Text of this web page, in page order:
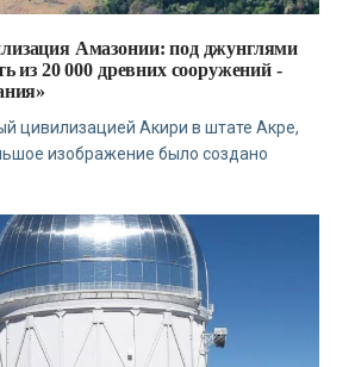
Амазонии: под джунглями
из 20 000 древних сооружений -
цивилизацией Акири в штате Акре,
изображение было создано